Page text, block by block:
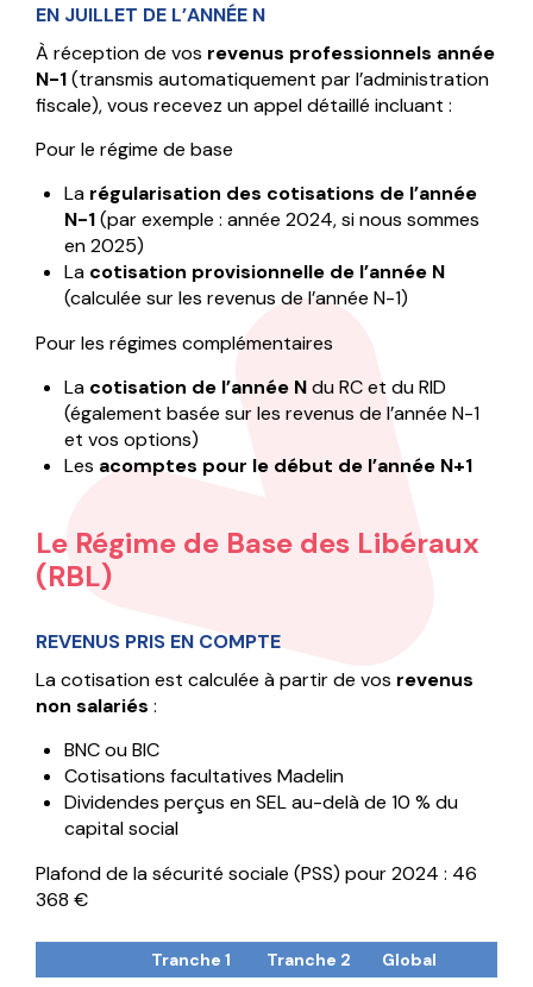
EN JUILLET DE L’ANNÉE N
À réception de vos revenus professionnels année
N-1(transmis automatiquement par l’administration
fiscale), vous recevez un appel détaillé incluant :
Pour le régime de base
La régularisation des cotisations de l’année
N-1(par exemple : année 2024, si nous sommes
en 2025)
La cotisation provisionnelle de l’année N
(calculée sur les revenus de l’année N-1)
Pour les régimes complémentaires
La cotisation de l’année Ndu RC et du RID
(également basée sur les revenus de l’année N-1
et vos options)
Les acomptes pour le début de l’année N+1
Le Régime de Base des Libéraux
(RBL)
REVENUS PRIS EN COMPTE
La cotisation est calculée à partir de vos revenus
non salariés :
BNC ou BIC
Cotisations facultatives Madelin
Dividendes perçus en SEL au-delà de 10 % du
capital social
Plafond de la sécurité sociale (PSS) pour 2024 : 46
368 €
Tranche 1 Tranche 2 Global